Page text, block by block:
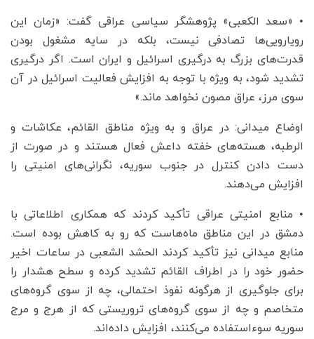
• «سعد الکعبی» پژوهشگر سیاسی عراقی گفت: «زمان این
رویارویی‌ها تصادفی نیست، بلکه در سایه مشغول بودن
قدرت‌های بزرگ به درگیری اسرائیل و ایران است. اگر درگیری
تشدید شود، به ویژه با توجه به افزایش فعالیت اسرائیل در آن
سوی مرز، عراق مصون نخواهد ماند.»
اوضاع میدانی: در عراق و به ویژه مناطق القائم، عکاشات و
الرطبه، هسته‌های خفته داعش فعال هستند و در صورت از
دست دادن کنترل در جنوب سوریه، نگرانی‌های امنیتی را
افزایش می‌دهند.
• منابع امنیتی عراقی تأکید کردند که همکاری اطلاعاتی با
دمشق در این مناطق ماه‌هاست که رو به کاهش بوده است.
منابع میدانی نیز تأکید کردند الحشد الشعبی در ساعات اخیر
حضور خود را در اطراف القائم تشدید کرده و سطح هشدار را
برای جلوگیری از هرگونه نفوذ احتمالی، چه از سوی گروه‌های
متخاصم و چه از سوی گروه‌های تروریستی که از هرج و مرج
سوریه سوءاستفاده می‌کنند، افزایش داده‌اند.